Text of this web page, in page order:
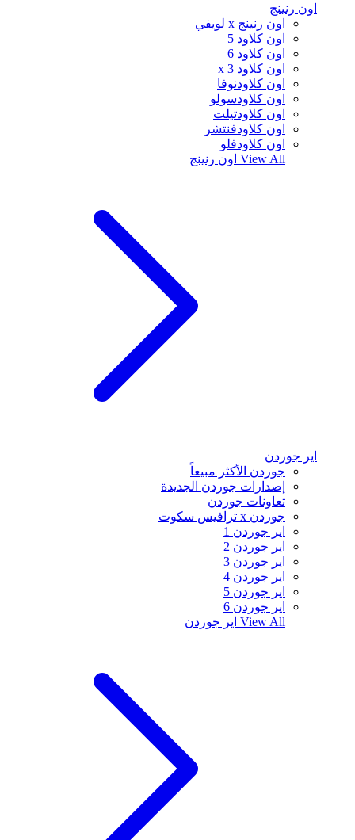
اون رنينج
اون رنينج x لويفي
اون كلاود 5
اون كلاود 6
اون كلاود x 3
اون كلاودنوفا
اون كلاودسولو
اون كلاودتيلت
اون كلاودفنتشر
اون كلاودفلو
View All اون رنينج
اير جوردن
جوردن الأكثر مبيعاً
إصدارات جوردن الجديدة
تعاونات جوردن
جوردن x ترافيس سكوت
اير جوردن 1
اير جوردن 2
اير جوردن 3
اير جوردن 4
اير جوردن 5
اير جوردن 6
View All اير جوردن